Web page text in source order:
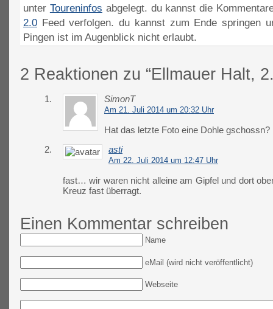
unter Toureninfos abgelegt. du kannst die
2.0 Feed verfolgen. du kannst zum Ende springen
Pingen ist im Augenblick nicht erlaubt.
2 Reaktionen zu “Ellmauer Halt,
1. SimonT
Am 21. Juli 2014 um 20:32 Uhr
Hat das letzte Foto eine Dohle gschossn?
2.
asti
Am 22. Juli 2014 um 12:47 Uhr
fast… wir waren nicht alleine am Gipfel und dort
Kreuz fast überragt.
Einen Kommentar schreiben
Name
eMail (wird nicht veröffentlicht)
Webseite